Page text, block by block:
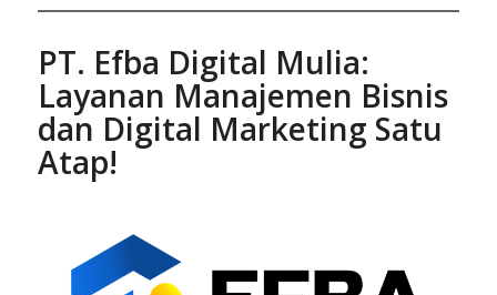
PT. Efba Digital Mulia:
Layanan Manajemen Bisnis
dan Digital Marketing Satu
Atap!